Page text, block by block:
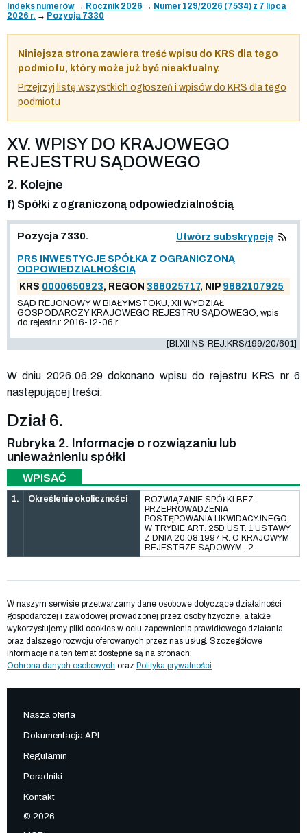
Indeks numerów → Rocznik 2026 → Numer 129/2026 (7534) z 7 lipca
2026 r. → Pozycja 7330
Niniejsza strona zawiera treść wpisu do KRS dla tego
podmiotu, który może już być nieaktualny.
Przejrzyj listę wszystkich ogłoszeń i wpisów do KRS dla tego
podmiotu
XV. WPISY DO KRAJOWEGO
REJESTRU SĄDOWEGO
2. Kolejne
f) Spółki z ograniczoną odpowiedzialnością
Pozycja 7330. Utwórz subskrypcję
PRS INWESTYCJE SPÓŁKA Z OGRANICZONĄ
ODPOWIEDZIALNOŚCIĄ
KRS 0000650923, REGON 366025717, NIP 9662107925
SĄD REJONOWY W BIAŁYMSTOKU, XII WYDZIAŁ
GOSPODARCZY KRAJOWEGO REJESTRU SĄDOWEGO, wpis
do rejestru: 2016-12-06 r.
[BI.XII NS-REJ.KRS/199/20/601]
W dniu 2026.06.29 dokonano wpisu do rejestru KRS nr 6
następującej treści:
Dział 6.
Rubryka 2. Informacje o rozwiązaniu lub
unieważnieniu spółki
WPISAĆ
1. Określenie okoliczności
ROZWIĄZANIE SPÓŁKI BEZ
PRZEPROWADZENIA
POSTĘPOWANIA LIKWIDACYJNEGO,
W TRYBIE ART. 25D UST. 1 USTAWY
Z DNIA 20.08.1997 R. O KRAJOWYM
REJESTRZE SĄDOWYM , 2.
W naszym serwisie przetwarzamy dane osobowe dotyczące działalności
gospodarczej i zawodowej prowadzonej przez osoby fizyczne, a także
wykorzystujemy pliki cookies w celu zapewnienia prawidłowego działania
oraz dalszego rozwoju oferowanych przez nas usług. Szczegółowe
informacje na ten temat dostępne są na stronach:
Ochrona danych osobowych oraz Polityka prywatności
Nasza oferta
Dokumentacja API
Regulamin
Poradniki
Kontakt
© 2026